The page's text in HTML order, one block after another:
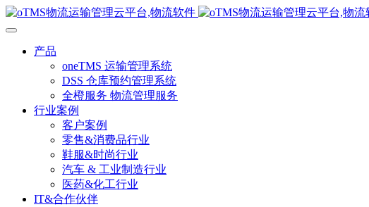
产品
oneTMS 运输管理系统
DSS 仓库预约管理系统
全橙服务 物流管理服务
行业案例
客户案例
零售&消费品行业
鞋服&时尚行业
汽车 & 工业制造行业
医药&化工行业
IT&合作伙伴